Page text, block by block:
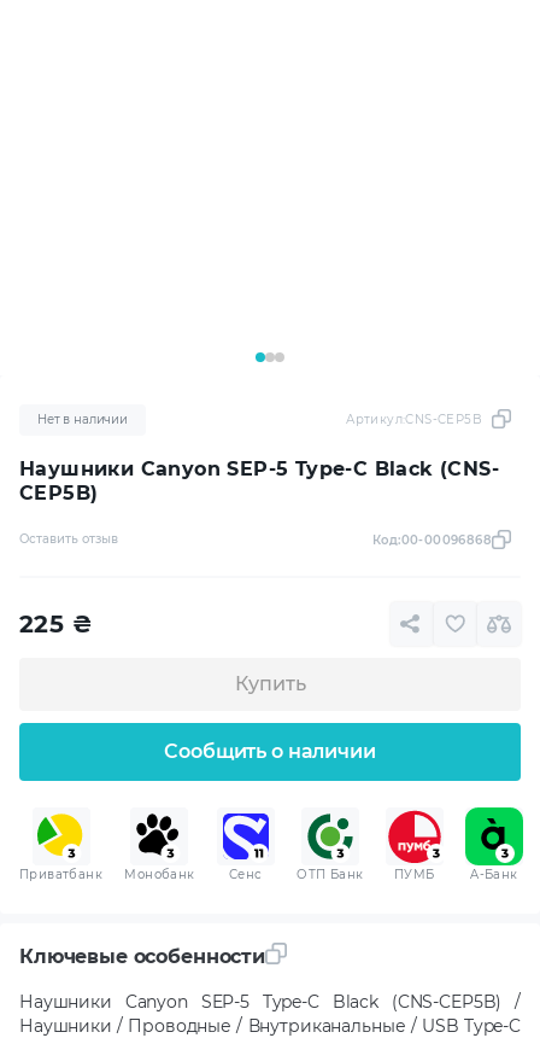
Наушники Canyon SEP-5 Type-C Black (CNS-
CEP5B)
Нет в наличии Артикул:CNS-CEP5B
Оставить отзыв Код:00-00096868
225 ₴
Купить
Сообщить о наличии
Приватбанк Монобанк Сенс ОТП Банк ПУМБ A-Банк
Ключевые особенности
Наушники Canyon SEP-5 Type-C Black (CNS-CEP5B) /
Наушники / Проводные / Внутриканальные / USB Type-C